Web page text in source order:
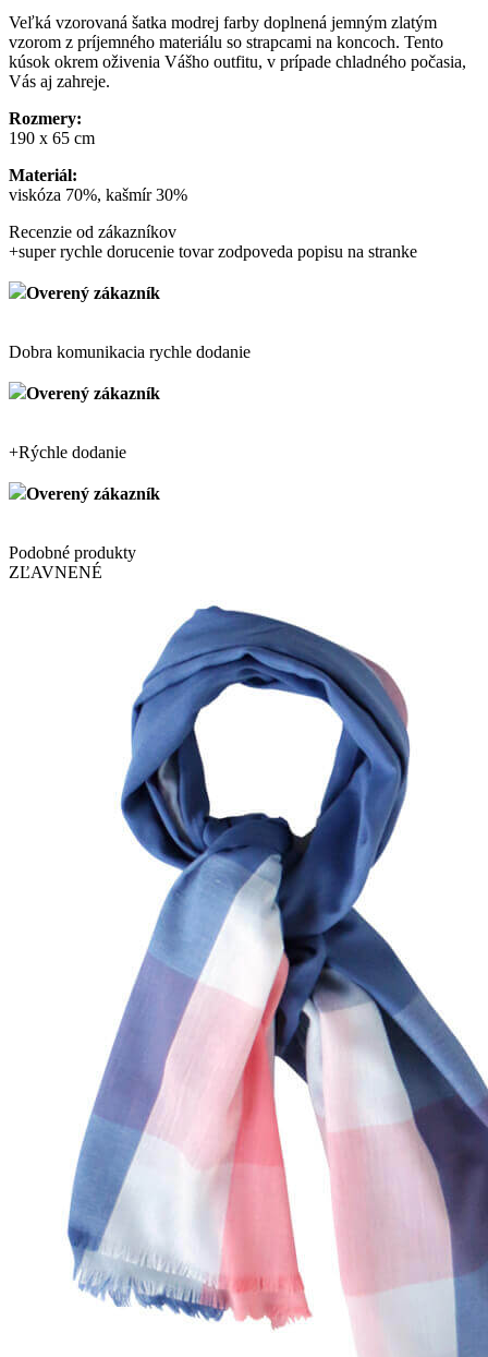
Veľká vzorovaná šatka modrej farby doplnená jemným zlatým
vzorom z príjemného materiálu so strapcami na koncoch. Tento
kúsok okrem oživenia Vášho outfitu, v prípade chladného počasia,
Vás aj zahreje.
Rozmery:
190 x 65 cm
Materiál:
viskóza 70%, kašmír 30%
Recenzie od zákazníkov
+super rychle dorucenie tovar zodpoveda popisu na stranke
Overený zákazník
Dobra komunikacia rychle dodanie
Overený zákazník
+Rýchle dodanie
Overený zákazník
Podobné produkty
ZĽAVNENÉ